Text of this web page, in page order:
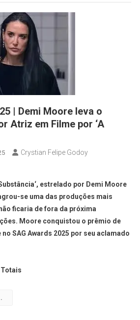
| Demi Moore leva o
Atriz em Filme por ‘A
Crystian Felipe Godoy
estrelado por Demi Moore
se uma das produções mais
ficaria de fora da próxima
Moore conquistou o prêmio de
SAG Awards 2025 por seu aclamado